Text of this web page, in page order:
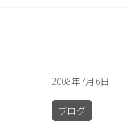
2008年7月6日
ブログ